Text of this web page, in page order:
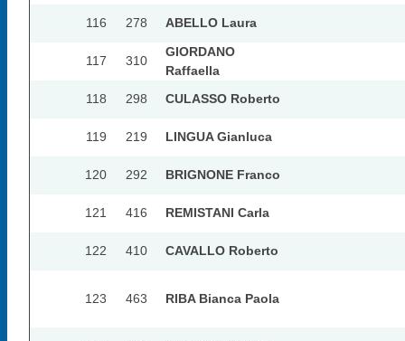
116 278 ABELLO Laura
117 310
GIORDANO
Raffaella
118
298 CULASSO Roberto
119 219 LINGUA Gianluca
120 292 BRIGNONE Franco
121 416 REMISTANI Carla
122 410 CAVALLO Roberto
123 463 RIBA Bianca Paola